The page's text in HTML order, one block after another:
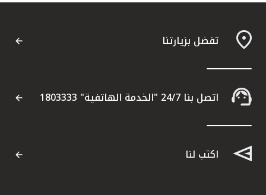
تفضل بزيارتنا
اتصل بنا 24/7 "الخدمة الهاتفية" 1803333
اكتب لنا